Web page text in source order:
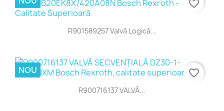
R901589257 Valvă Logică...
favorite_border
R900716137 VALVĂ...
NOU favorite_border